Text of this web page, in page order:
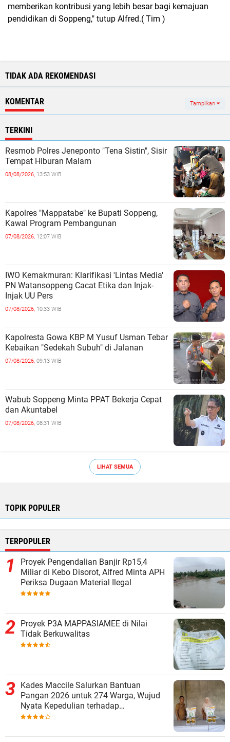
memberikan kontribusi yang lebih besar bagi kemajuan
pendidikan di Soppeng," tutup Alfred.( Tim )
TIDAK ADA REKOMENDASI
KOMENTAR Tampilkan
TERKINI
Resmob Polres Jeneponto "Tena Sistin", Sisir
Tempat Hiburan Malam ‎
08/08/2026, 13:53 WIB
Kapolres "Mappatabe" ke Bupati Soppeng,
Kawal Program Pembangunan ‎ ‎
07/08/2026, 12:07 WIB
IWO Kemakmuran: Klarifikasi 'Lintas Media'
PN Watansoppeng Cacat Etika dan Injak-
Injak UU Pers
07/08/2026, 10:33 WIB
Kapolresta Gowa KBP M Yusuf Usman Tebar
Kebaikan "Sedekah Subuh" di Jalanan ‎
07/08/2026, 09:13 WIB
Wabub Soppeng Minta PPAT Bekerja Cepat
dan Akuntabel ‎
07/08/2026, 08:31 WIB
LIHAT SEMUA
TOPIK POPULER
TERPOPULER
Proyek Pengendalian Banjir Rp15,4
Miliar di Kebo Disorot, Alfred Minta APH
Periksa Dugaan Material Ilegal
Proyek P3A MAPPASIAMEE di Nilai
Tidak Berkuwalitas
Kades Maccile Salurkan Bantuan
Pangan 2026 untuk 274 Warga, Wujud
Nyata Kepedulian terhadap
Kesejahteraan Masyarakat